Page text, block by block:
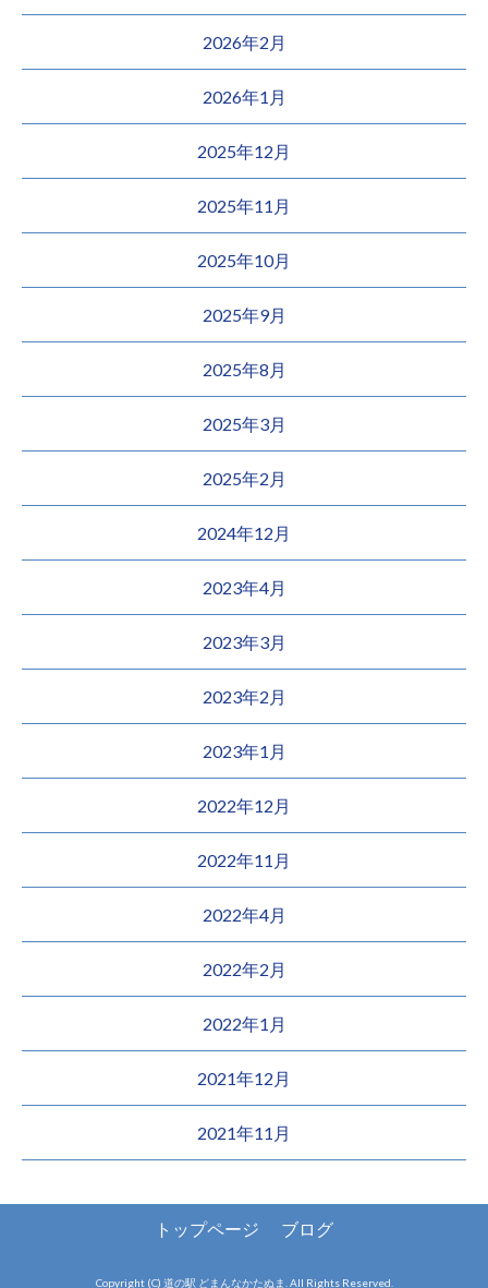
2026年2月
2026年1月
2025年12月
2025年11月
2025年10月
2025年9月
2025年8月
2025年3月
2025年2月
2024年12月
2023年4月
2023年3月
2023年2月
2023年1月
2022年12月
2022年11月
2022年4月
2022年2月
2022年1月
2021年12月
2021年11月
トップページ ブログ
Copyright (C) 道の駅 どまんなかたぬま. All Rights Reserved.